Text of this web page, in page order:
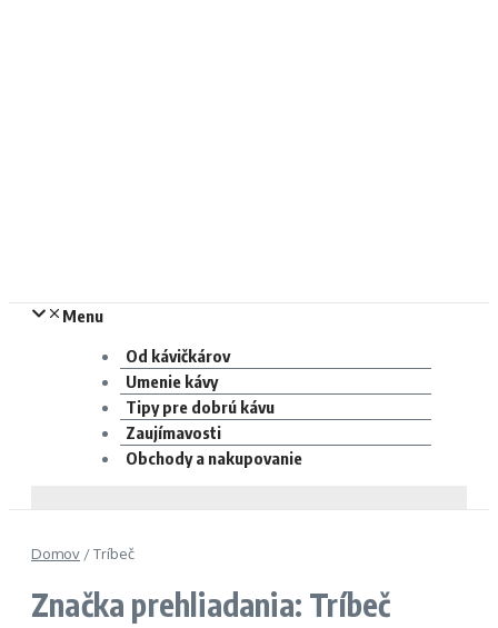
Menu
Od kávičkárov
Umenie kávy
Tipy pre dobrú kávu
Zaujímavosti
Obchody a nakupovanie
Domov /Tríbeč
Značka prehliadania: Tríbeč